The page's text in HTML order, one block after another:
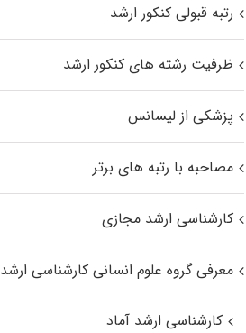
رتبه قبولی کنکور ارشد
ظرفیت رشته های کنکور ارشد
پزشکی از لیسانس
مصاحبه با رتبه های برتر
کارشناسی ارشد مجازی
معرفی گروه علوم انسانی کارشناسی ارشد
کارشناسی ارشد آماد